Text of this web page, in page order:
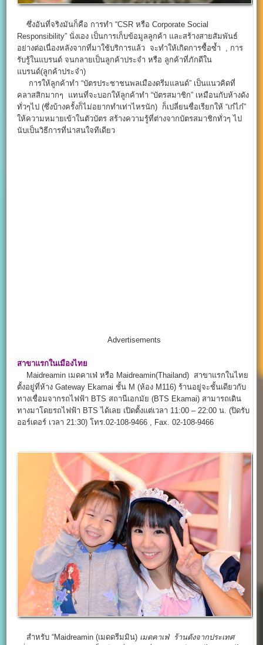
ซึ่งอันที่จริงมันก็คือ การทำ “CSR หรือ Corporate Social
Responsibility” นั่งเอง เป็นการเก็บข้อมูลลูกค้า และสร้างสายสัมพันธ์
อย่างต่อเนื่องหลังจากที่มาใช้บริการแล้ว จะทำให้เกิดการซื้อซ้ำ , การ
รับรู้ในแบรนด์ จนกลายเป็นลูกค้าประจำ หรือ ลูกค้าที่ภักดีใน
แบรนด์(ลูกค้าประจำ)
การให้ลูกค้าทำ “บัตรประชาชนพลเมืองดรีมแลนด์” เป็นแนวคิดที่
คลาสสิกมากๆ แทนที่จะบอกให้ลูกค้าทำ “บัตรสมาชิก” เหมือนกับห้างดัง
ทั่วๆไป (ซึ่งบ้างครั้งก็ไม่อยากทำเท่าไหรนัก) ก็เปลี่ยนชื่อเรียกให้ “เก๋ไก๋”
ให้ความหมายเข้าในตัวบัตร สร้างความรู้ที่ต่างจากบัตรสมาชิกทั่วๆ ไป
นับเป็นวิธีการที่น่าสนใจทีเดียว
Advertisements
สาขาแรกในเมืองไทย
Maidreamin เมดคาเฟ่ หรือ Maidreamin(Thailand) สาขาแรกในไทย
ตั้งอยู่ที่ห้าง Gateway Ekamai ชั้น M (ห้อง M116) ร้านอยู่จะชั้นเดียวกับ
ทางเชื่อมจากรถไฟฟ้า BTS สถานีเอกมัย (BTS Ekamai) สามารถเดิน
ทางมาโดยรถไฟฟ้า BTS ได้เลย เปิดตั้งแต่เวลา 11:00 – 22:00 น. (ปิดรับ
ออร์เดอร์ เวลา 21:30) โทร.02-108-9466 , Fax. 02-108-9466
สำหรับ “Maidreamin (เมดดรีมมิน) เมดคาเฟ่
ร้านดังจากประเทศ